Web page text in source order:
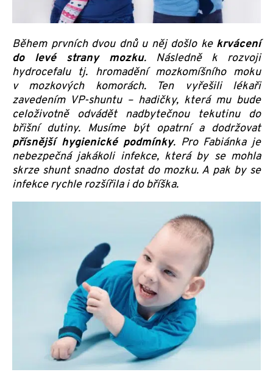
Během prvních dvou dnů u něj došlo ke krvácení
do levé strany mozku. Následně k rozvoji
hydrocefalu tj. hromadění mozkomíšního moku
v mozkových komorách. Ten vyřešili lékaři
zavedením VP-shuntu – hadičky, která mu bude
celoživotně odvádět nadbytečnou tekutinu do
břišní dutiny. Musíme být opatrní a dodržovat
přísnější hygienické podmínky. Pro Fabiánka je
nebezpečná jakákoli infekce, která by se mohla
skrze shunt snadno dostat do mozku. A pak by se
infekce rychle rozšířila i do bříška.